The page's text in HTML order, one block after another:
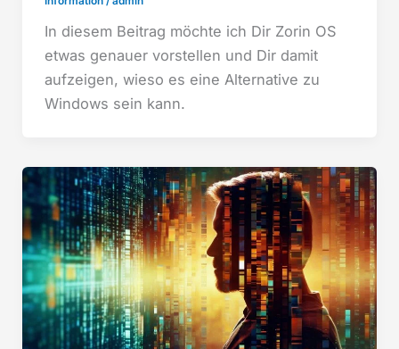
In diesem Beitrag möchte ich Dir Zorin OS
etwas genauer vorstellen und Dir damit
aufzeigen, wieso es eine Alternative zu
Windows sein kann.